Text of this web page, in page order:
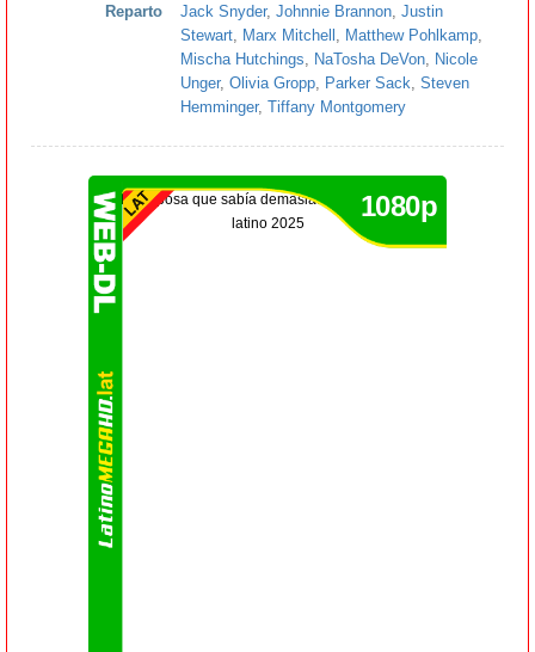
Reparto
Jack Snyder, Johnnie Brannon Justin
Stewart
Marx Mitchell Matthew Pohlkamp
Mischa Hutchings
NaTosha DeVon
Nicole
Unger, Olivia Gropp Parker Sack Steven
Hemminger, Tiffany Montgomery
1080p